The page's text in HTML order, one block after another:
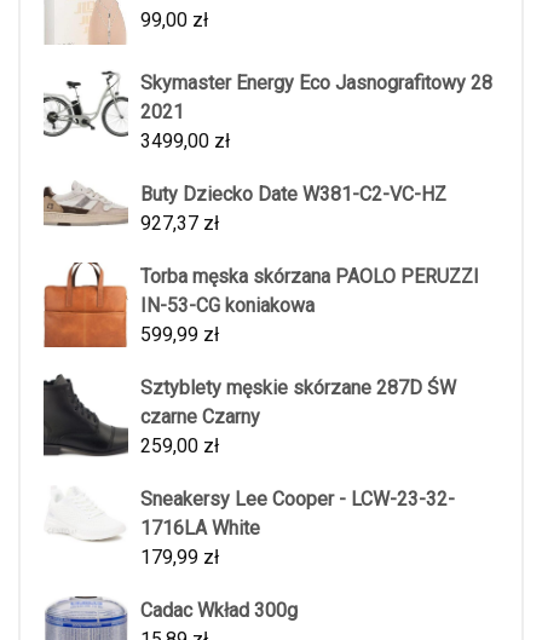
99,00 zł
Skymaster Energy Eco Jasnografitowy 28
2021
3499,00 zł
Buty Dziecko Date W381-C2-VC-HZ
927,37 zł
Torba męska skórzana PAOLO PERUZZI
IN-53-CG koniakowa
599,99 zł
Sztyblety męskie skórzane 287D ŚW
czarne Czarny
259,00 zł
Sneakersy Lee Cooper - LCW-23-32-
1716LA White
179,99 zł
Cadac Wkład 300g